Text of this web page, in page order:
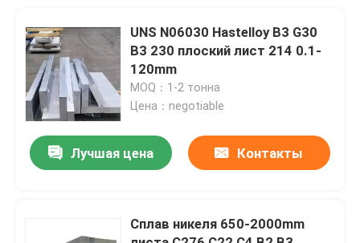
Свяжитесь мы
Материал Inconel 600
Материал Inconel 625
Материал Inconel 718
UNS N06030 Hastelloy B3 G30
B3 230 плоский лист 214 0.1-
120mm
MOQ：1-2 тонна
Цена：negotiable
Лучшая цена Контакты
Сплав никеля 650-2000mm